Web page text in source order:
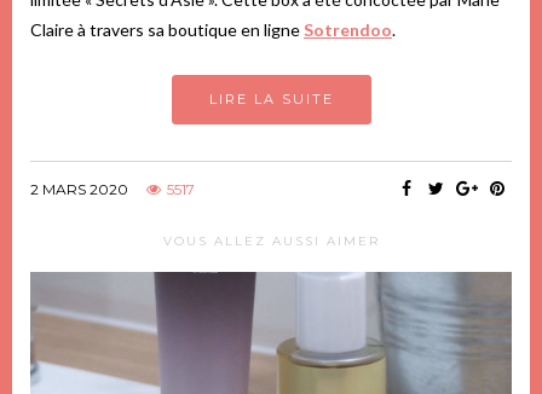
Claire à travers sa boutique en ligne Sotrendoo.
LIRE LA SUITE
2 MARS 2020 5517
VOUS ALLEZ AUSSI AIMER